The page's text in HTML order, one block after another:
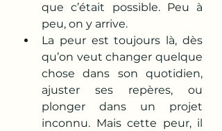
que c’était possible. Peu à
peu, on y arrive.
La peur est toujours là, dès
qu’on veut changer quelque
chose dans son quotidien,
ajuster ses repères, ou
plonger dans un projet
inconnu. Mais cette peur, il